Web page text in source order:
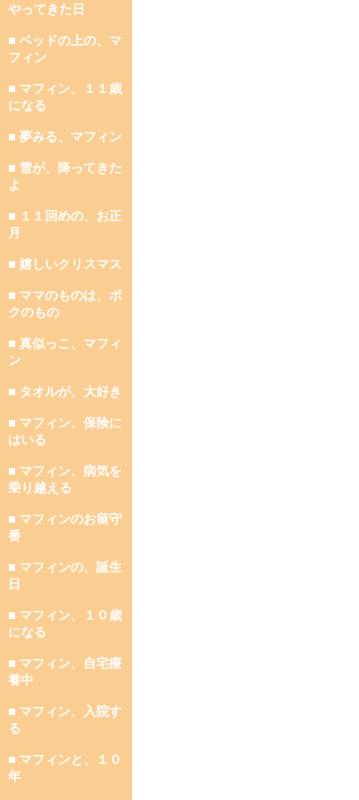
やってきた日
■ ベッドの上の、マ
フィン
■ マフィン、１１歳
になる
■ 夢みる、マフィン
■ 雪が、降ってきた
よ
■ １１回めの、お正
月
■ 嬉しいクリスマス
■ ママのものは、ボ
クのもの
■ 真似っこ、マフィ
ン
■ タオルが、大好き
■ マフィン、保険に
はいる
■ マフィン、病気を
乗り越える
■ マフィンのお留守
番
■ マフィンの、誕生
日
■ マフィン、１０歳
になる
■ マフィン、自宅療
養中
■ マフィン、入院す
る
■ マフィンと、１０
年